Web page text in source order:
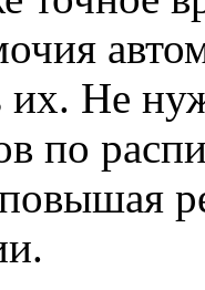
их. Не
по